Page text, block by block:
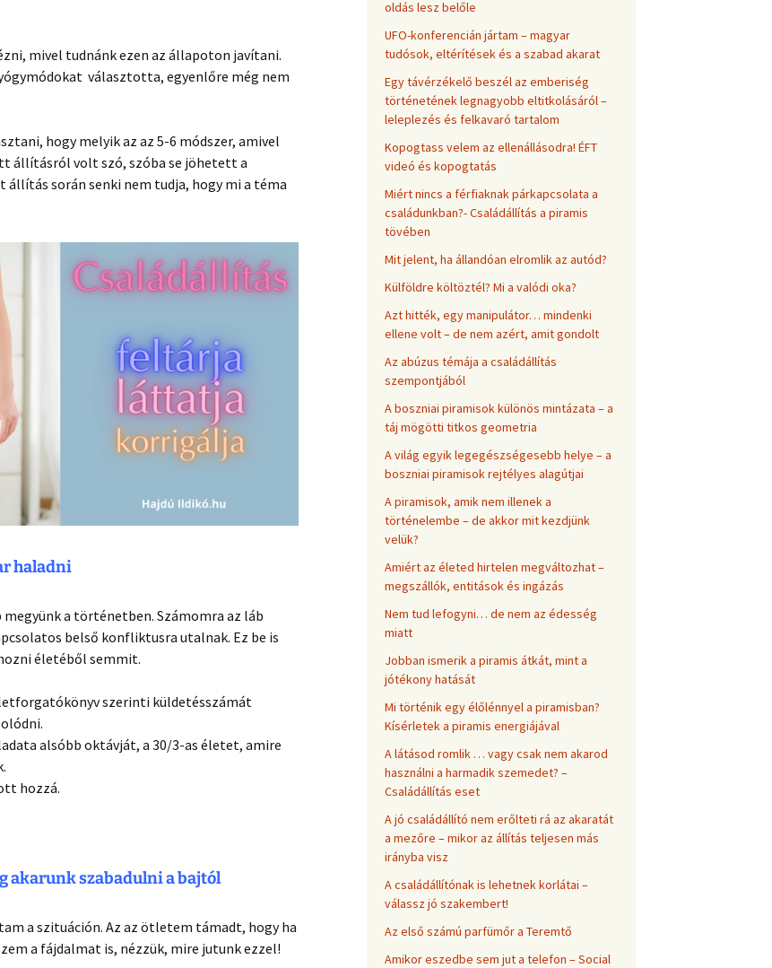
mivel tudnánk ezen az állapoton javítani.
választotta, egyenlőre még nem
hogy melyik az az 5-6 módszer, amivel
állításról volt szó, szóba se jöhetett a
során senki nem tudja, hogy mi a téma
haladni
a történetben. Számomra az láb
belső konfliktusra utalnak. Ez be is
életéből semmit.
szerinti küldetésszámát
alsóbb oktávját, a 30/3-as életet, amire
hozzá.
akarunk szabadulni a bajtól
a szituáción. Az az ötletem támadt, hogy ha
a fájdalmat is, nézzük, mire jutunk ezzel!
oldás lesz belőle
UFO-konferencián jártam – magyar
tudósok, eltérítések és a szabad akarat
Egy távérzékelő beszél az emberiség
történetének legnagyobb eltitkolásáról –
leleplezés és felkavaró tartalom
Kopogtass velem az ellenállásodra! ÉFT
videó és kopogtatás
Miért nincs a férfiaknak párkapcsolata a
családunkban?- Családállítás a piramis
tövében
Mit jelent, ha állandóan elromlik az autód?
Külföldre költöztél? Mi a valódi oka?
Azt hitték, egy manipulátor… mindenki
ellene volt – de nem azért, amit gondolt
Az abúzus témája a családállítás
szempontjából
A boszniai piramisok különös mintázata – a
táj mögötti titkos geometria
A világ egyik legegészségesebb helye – a
boszniai piramisok rejtélyes alagútjai
A piramisok, amik nem illenek a
történelembe – de akkor mit kezdjünk
velük?
Amiért az életed hirtelen megváltozhat –
megszállók, entitások és ingázás
Nem tud lefogyni… de nem az édesség
miatt
Jobban ismerik a piramis átkát, mint a
jótékony hatását
Mi történik egy élőlénnyel a piramisban?
Kísérletek a piramis energiájával
A látásod romlik … vagy csak nem akarod
használni a harmadik szemedet? –
Családállítás eset
A jó családállító nem erőlteti rá az akaratát
a mezőre – mikor az állítás teljesen más
irányba visz
A családállítónak is lehetnek korlátai –
válassz jó szakembert!
Az első számú parfümőr a Teremtő
Amikor eszedbe sem jut a telefon – Social